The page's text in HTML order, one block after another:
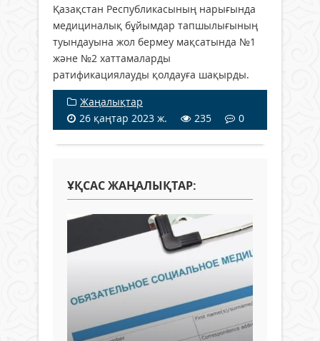
Қазақстан Республикасының нарығында
медициналық бұйымдар тапшылығының
туындауына жол бермеу мақсатында №1
және №2 хаттамаларды
ратификациялауды қолдауға шақырды.
Жаңалықтар
26 қаңтар 2023 ж.
235 0
ҰҚСАС ЖАҢАЛЫҚТАР: